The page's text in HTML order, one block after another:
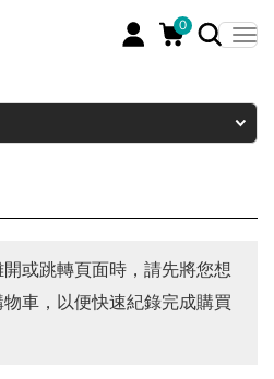
0
或跳轉頁面時，請先將您想
車，以便快速紀錄完成購買